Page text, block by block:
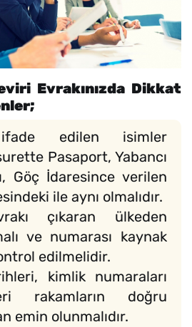
Evrakınızda Dikkat
edilen isimler
Pasaport, Yabancı
Göç İdaresince verilen
ile aynı olmalıdır.
çıkaran ülkeden
ve numarası kaynak
edilmelidir.
kimlik numaraları
rakamların doğru
emin olunmalıdır.